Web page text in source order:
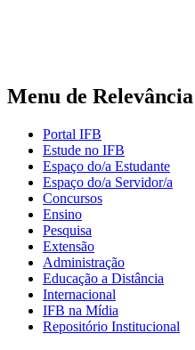
Menu de Relevância
Portal IFB
Estude no IFB
Espaço do/a Estudante
Espaço do/a Servidor/a
Concursos
Ensino
Pesquisa
Extensão
Administração
Educação a Distância
Internacional
IFB na Mídia
Repositório Institucional